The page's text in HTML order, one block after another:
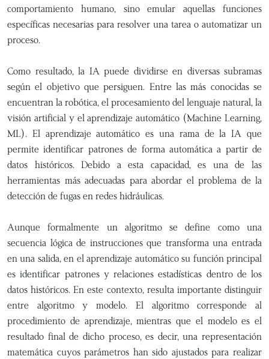
comportamiento humano, sino emular aquellas funciones
específicas necesarias para resolver una tarea o automatizar un
proceso.
Como resultado, la IA puede dividirse en diversas subramas
según el objetivo que persiguen. Entre las más conocidas se
encuentran la robótica, el procesamiento del lenguaje natural, la
visión artificial y el aprendizaje automático (Machine Learning,
ML). El aprendizaje automático es una rama de la IA que
permite identificar patrones de forma automática a partir de
datos históricos. Debido a esta capacidad, es una de las
herramientas más adecuadas para abordar el problema de la
detección de fugas en redes hidráulicas.
Aunque formalmente un algoritmo se define como una
secuencia lógica de instrucciones que transforma una entrada
en una salida, en el aprendizaje automático su función principal
es identificar patrones y relaciones estadísticas dentro de los
datos históricos. En este contexto, resulta importante distinguir
entre algoritmo y modelo. El algoritmo corresponde al
procedimiento de aprendizaje, mientras que el modelo es el
resultado final de dicho proceso, es decir, una representación
matemática cuyos parámetros han sido ajustados para realizar